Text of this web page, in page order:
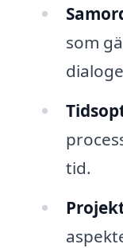
som
tid.